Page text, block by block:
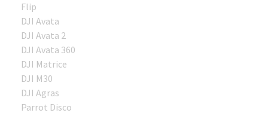
Flip
DJI Avata
DJI Avata 2
DJI Avata 360
DJI Matrice
DJI M30
DJI Agras
Parrot Disco